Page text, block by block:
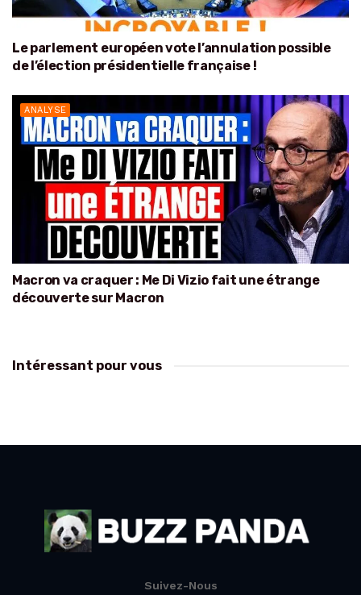
Le parlement européen vote l’annulation possible
de l’élection présidentielle française !
ANALYSE
Macron va craquer : Me Di Vizio fait une étrange
découverte sur Macron
Intéressant pour vous
Suivez-Nous